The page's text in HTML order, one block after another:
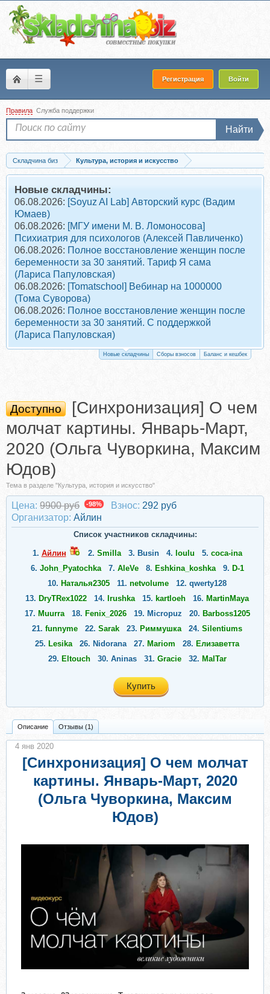
☰ Регистрация Войти
Правила Служба поддержки
Найти
Складчина биз
Культура, история и искусство
Скачать [Синхронизация] О чем молчат картины. Январь-Март, 2020 (Ольга...
Новые складчины:
06.08.2026: [Soyuz AI Lab] Авторский курс (Вадим
Юмаев)
06.08.2026: [МГУ имени М. В. Ломоносова]
Психиатрия для психологов (Алексей Павличенко)
06.08.2026: Полное восстановление женщин после
беременности за 30 занятий. Тариф Я сама
(Лариса Папуловская)
06.08.2026: [Tomatschool] Вебинар на 1000000
(Тома Суворова)
06.08.2026: Полное восстановление женщин после
беременности за 30 занятий. С поддержкой
(Лариса Папуловская)
Новые складчины Сборы взносов Баланс и кешбек
Доступно
[Синхронизация] О чем
молчат картины. Январь-Март,
2020 (Ольга Чуворкина, Максим
Юдов)
Тема в разделе "Культура, история и искусство"
Цена: 9900 руб -98% Взнос: 292 руб
Организатор: Айлин
Список участников складчины:
1. Айлин 2. Smilla 3. Busin 4. loulu 5. coca-ina
6. John_Pyatochka 7. AleVe 8. Eshkina_koshka 9. D-1
10. Наталья2305 11. netvolume 12. qwerty128
13. DryTRex1022 14. Irushka 15. kartloeh 16. MartinMaya
17. Muurra 18. Fenix_2026 19. Micropuz 20. Barboss1205
21. funnyme 22. Sarak 23. Риммушка 24. Silentiums
25. Lesika 26. Nidorana 27. Mariom 28. Елизаветта
29. Eltouch 30. Aninas 31. Gracie 32. MalTar
37. HolyWow
Купить
Описание Отзывы (1)
[Синхронизация] О чем молчат
картины. Январь-Март, 2020
(Ольга Чуворкина, Максим
Юдов)
4 янв 2020